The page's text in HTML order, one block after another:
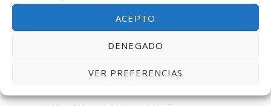
ACEPTO
DENEGADO
VER PREFERENCIAS
18